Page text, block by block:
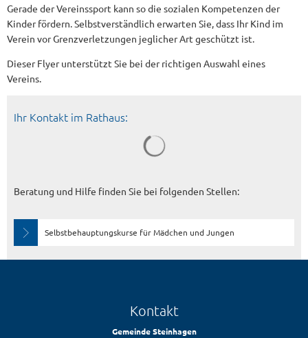
Gerade der Vereinssport kann so die sozialen Kompetenzen der
Kinder fördern. Selbstverständlich erwarten Sie, dass Ihr Kind im
Verein vor Grenzverletzungen jeglicher Art geschützt ist.
Dieser Flyer unterstützt Sie bei der richtigen Auswahl eines
Vereins.
Ihr Kontakt im Rathaus:
Beratung und Hilfe finden Sie bei folgenden Stellen:
Selbstbehauptungskurse für Mädchen und Jungen
Kontakt
Gemeinde Steinhagen